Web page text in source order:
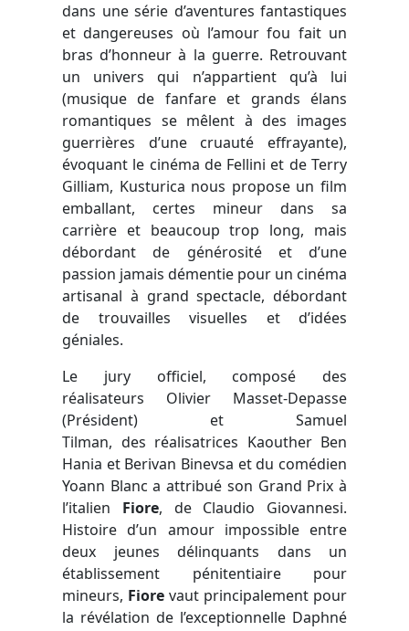
dans une série d’aventures fantastiques
et dangereuses où l’amour fou fait un
bras d’honneur à la guerre. Retrouvant
un univers qui n’appartient qu’à lui
(musique de fanfare et grands élans
romantiques se mêlent à des images
guerrières d’une cruauté effrayante),
évoquant le cinéma de Fellini et de Terry
Gilliam, Kusturica nous propose un film
emballant, certes mineur dans sa
carrière et beaucoup trop long, mais
débordant de générosité et d’une
passion jamais démentie pour un cinéma
artisanal à grand spectacle, débordant
de trouvailles visuelles et d’idées
géniales.
Le jury officiel, composé des
réalisateurs Olivier Masset-Depasse
(Président) et Samuel
Tilman, des réalisatrices Kaouther Ben
Hania et Berivan Binevsa et du comédien
Yoann Blanc a attribué son Grand Prix à
l’italien Fiore, de Claudio Giovannesi.
Histoire d’un amour impossible entre
deux jeunes délinquants dans un
établissement pénitentiaire pour
mineurs, Fiore vaut principalement pour
la révélation de l’exceptionnelle Daphné